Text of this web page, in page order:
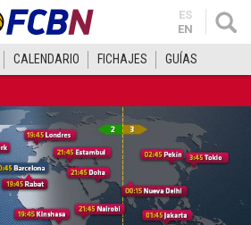
ES
EN
CALENDARIO FICHAJES GUÍAS